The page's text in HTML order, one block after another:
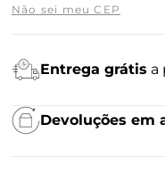
Não sei meu CEP
Entrega grátis a
Devoluções em